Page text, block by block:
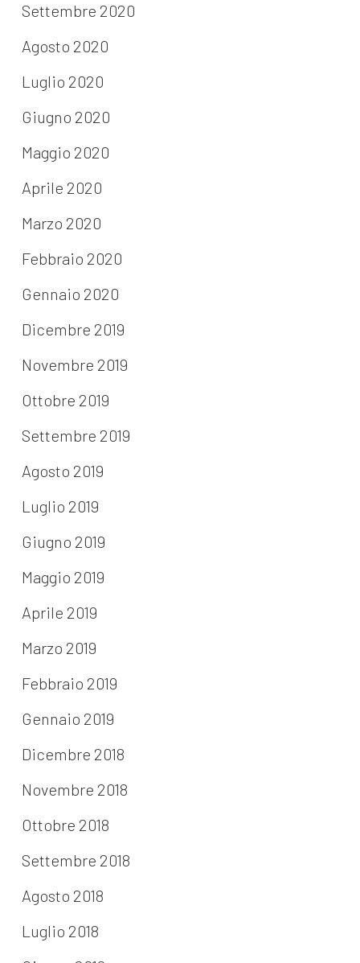
Settembre 2020
Agosto 2020
Luglio 2020
Giugno 2020
Maggio 2020
Aprile 2020
Marzo 2020
Febbraio 2020
Gennaio 2020
Dicembre 2019
Novembre 2019
Ottobre 2019
Settembre 2019
Agosto 2019
Luglio 2019
Giugno 2019
Maggio 2019
Aprile 2019
Marzo 2019
Febbraio 2019
Gennaio 2019
Dicembre 2018
Novembre 2018
Ottobre 2018
Settembre 2018
Agosto 2018
Luglio 2018